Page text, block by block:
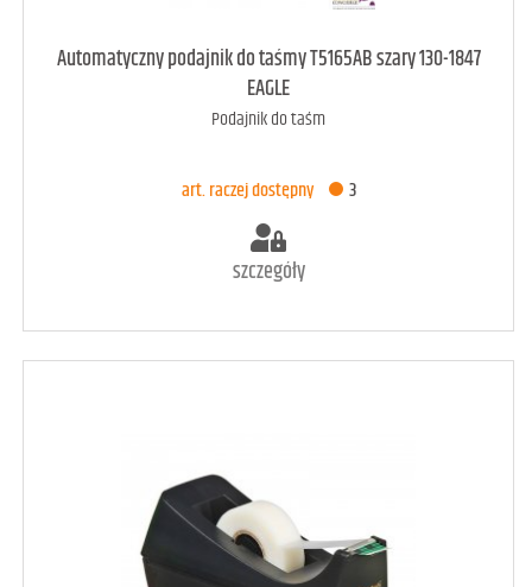
art. dostępny 5
Automatyczny podajnik do taśmy T5165AB szary 130-1847
EAGLE
Podajnik do taśm
art. raczej dostępny 3
szczegóły